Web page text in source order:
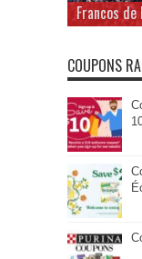
Francos
COUPONS